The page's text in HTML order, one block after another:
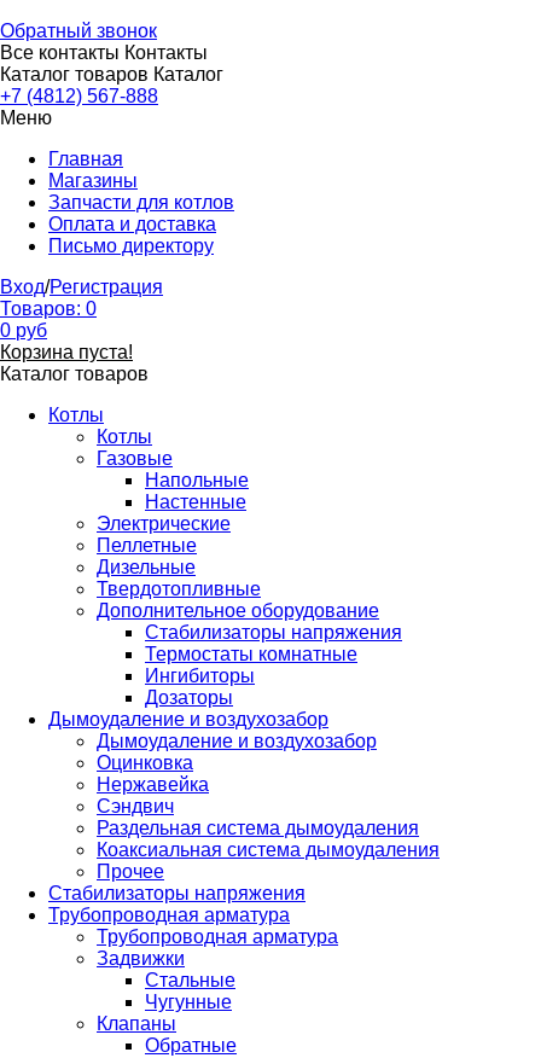
Обратный звонок
Все контакты Контакты
Каталог товаров Каталог
+7 (4812) 567-888
Меню
Главная
Магазины
Запчасти для котлов
Оплата и доставка
Письмо директору
Вход/Регистрация
Товаров: 0
0 руб
Корзина пуста!
Каталог товаров
Котлы
Котлы
Газовые
Напольные
Настенные
Электрические
Пеллетные
Дизельные
Твердотопливные
Дополнительное оборудование
Стабилизаторы напряжения
Термостаты комнатные
Ингибиторы
Дозаторы
Дымоудаление и воздухозабор
Дымоудаление и воздухозабор
Оцинковка
Нержавейка
Сэндвич
Раздельная система дымоудаления
Коаксиальная система дымоудаления
Прочее
Стабилизаторы напряжения
Трубопроводная арматура
Трубопроводная арматура
Задвижки
Стальные
Чугунные
Клапаны
Обратные